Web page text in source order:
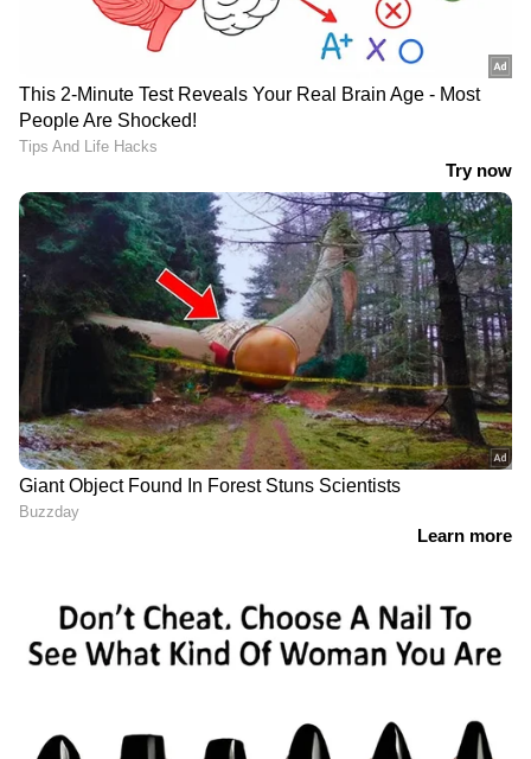
സഹായിക്കുന്ന ഇൻസുലിൻ എന്ന
ഹോർമോണിന്റെ ഉൽപ്പാദനമോ പ്രവർത്തനമോ
കുറയുന്നതാണ് പ്രമേഹത്തിന് മുഖ്യകാരണം.
മെറ്റബോളിസം ത്വരിതപ്പെടുത്തുന്നതിലൂടെ ചായ
സ്വാഭാവികമായി ശരീരഭാരം കുറയ്ക്കാൻ
സഹായിക്കും. പാലോ പഞ്ചസാരയോ ഇല്ലാതെ
സാധാരണമായി കഴിക്കുകയും സജീവമായ
ജീവിതശൈലിയോടും സമീകൃതാഹാരത്തോടും
കൂടി കഴിക്കുകയും ചെയ്യുമ്പോൾ അവ മികച്ച
ഫലം നൽകുന്നു.
മുടി വളർച്ചയ്ക്ക് സഹായിക്കുന്ന പോഷകങ്ങൾ
തടയുന്നതിനും, തലയോട്ടിയിലെ ആരോഗ്യം